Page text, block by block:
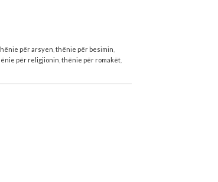
për arsyen ,thënie për besimin
për religjionin ,thënie për romakët